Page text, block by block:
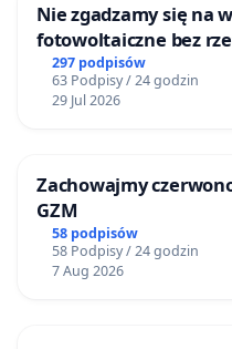
Nie zgadzamy się na
fotowoltaiczne bez
mieszkańców
297 podpisów
63 Podpisy / 24 godzin
29 Jul 2026
Zachowajmy
GZM
58 podpisów
58 Podpisy / 24 godzin
7 Aug 2026